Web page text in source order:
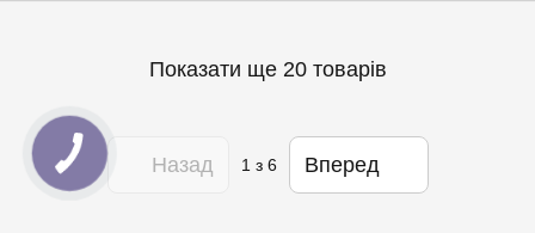
Показати ще 20 товарів
Назад 1з 6 Вперед